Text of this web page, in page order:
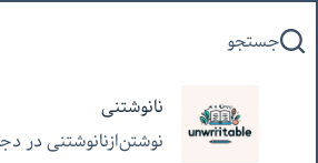
به
جستجو
نانوشتنی
نوشتن‌از‌نانوشتنی‌ در‌